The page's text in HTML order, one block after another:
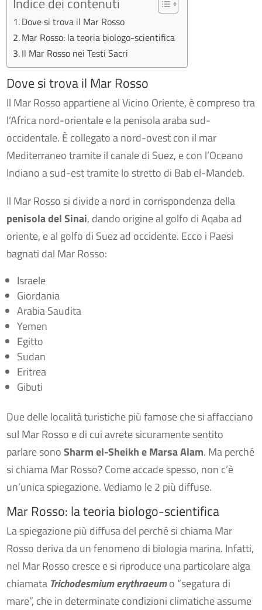
Dove si trova il Mar Rosso
Mar Rosso: la teoria biologo-scientifica
Il Mar Rosso nei Testi Sacri
Dove si trova il Mar Rosso
Il Mar Rosso appartiene al Vicino Oriente, è compreso tra
l’Africa nord-orientale e la penisola araba sud-
occidentale. È collegato a nord-ovest con il mar
Mediterraneo tramite il canale di Suez, e con l’Oceano
Indiano a sud-est tramite lo stretto di Bab el-Mandeb.
Il Mar Rosso si divide a nord in corrispondenza della
penisola del Sinai, dando origine al golfo di Aqaba ad
oriente, e al golfo di Suez ad occidente. Ecco i Paesi
bagnati dal Mar Rosso:
Israele
Giordania
Arabia Saudita
Yemen
Egitto
Sudan
Eritrea
Gibuti
Due delle località turistiche più famose che si affacciano
sul Mar Rosso e di cui avrete sicuramente sentito
parlare sonoSharm el-Sheikh e Marsa Alam. Ma perché
si chiama Mar Rosso? Come accade spesso, non c’è
un’unica spiegazione. Vediamo le 2 più diffuse.
Mar Rosso: la teoria biologo-scientifica
La spiegazione più diffusa del perché si chiama Mar
Rosso deriva da un fenomeno di biologia marina. Infatti,
nel Mar Rosso cresce e si riproduce una particolare alga
chiamata Trichodesmium erythraeumo “segatura di
mare”, che in determinate condizioni climatiche assume